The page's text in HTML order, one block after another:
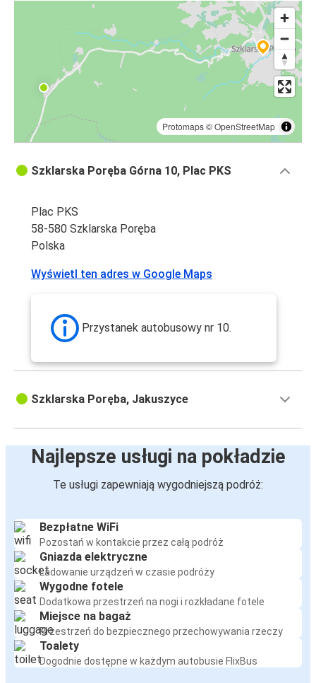
Protomaps©OpenStreetMap
Szklarska Poręba Górna 10, Plac PKS
Plac PKS
58-580 Szklarska Poręba
Polska
Wyświetl ten adres w Google Maps
Przystanek autobusowy nr 10.
Szklarska Poręba, Jakuszyce
Najlepsze usługi na pokładzie
Te usługi zapewniają wygodniejszą podróż:
Bezpłatne WiFi
Pozostań w kontakcie przez całą podróż
Gniazda elektryczne
Ładowanie urządzeń w czasie podróży
Wygodne fotele
Dodatkowa przestrzeń na nogi i rozkładane fotele
Miejsce na bagaż
Przestrzeń do bezpiecznego przechowywania rzeczy
Toalety
Dogodnie dostępne w każdym autobusie FlixBus